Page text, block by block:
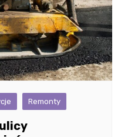
Remonty